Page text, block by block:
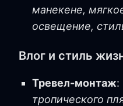
манекене,
освещение,
Влог и стиль
Тревел-монтаж:
тропического